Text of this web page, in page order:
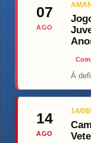
07
AGO
Á
14
AGO
14/